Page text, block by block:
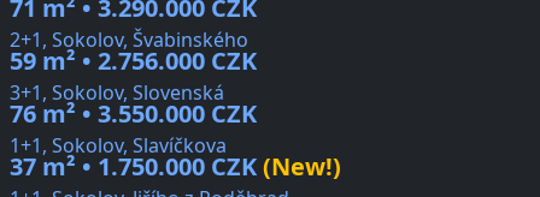
71 m² • 3.290.000 CZK
2+1, Sokolov, Švabinského
59 m² • 2.756.000 CZK
3+1, Sokolov, Slovenská
76 m² • 3.550.000 CZK
1+1, Sokolov, Slavíčkova
37 m² • 1.750.000 CZK(New!)